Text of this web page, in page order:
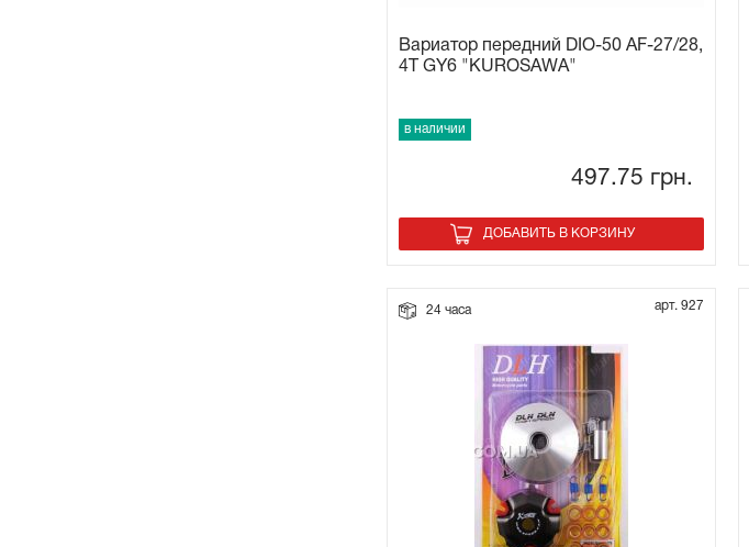
Вариатор передний DIO-50 AF-27/28,
4T GY6 "KUROSAWA"
в наличии
497.75 грн.
ДОБАВИТЬ В КОРЗИНУ
24 часа арт. 927